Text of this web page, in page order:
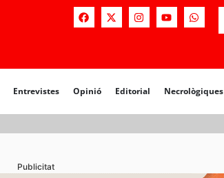
Entrevistes Opinió Editorial Necrològiques
Opinió Editorial Necrològiques
Publicitat